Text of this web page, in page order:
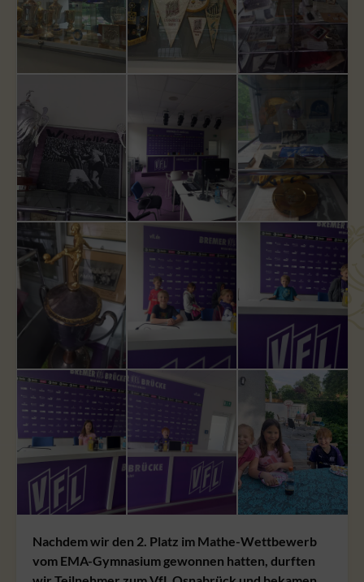
Nachdem wir den 2. Platz im Mathe-Wettbewerb
vom EMA-Gymnasium gewonnen hatten, durften